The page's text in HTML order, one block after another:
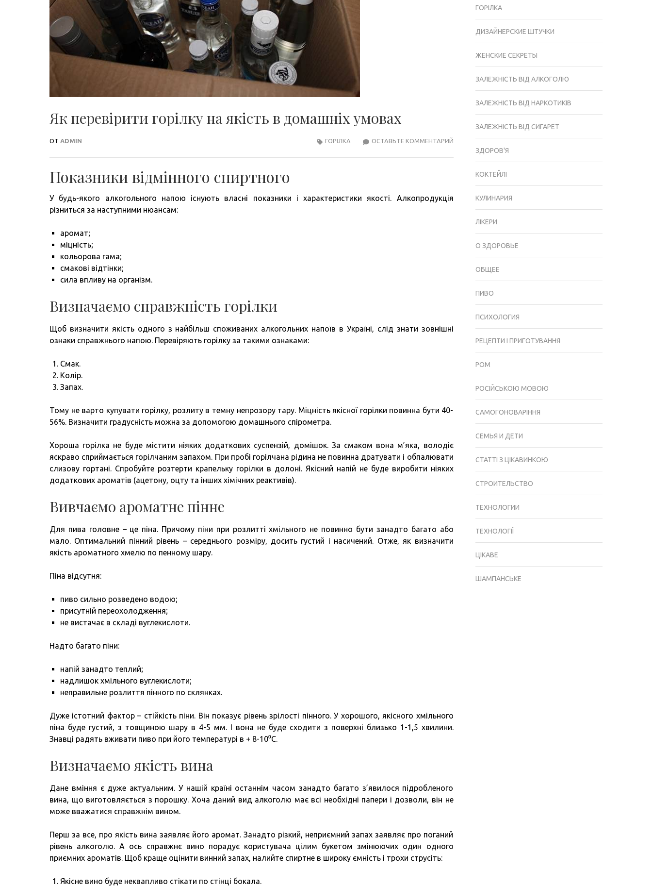
Як перевірити горілку на якість в домашніх умовах
ОТ ADMIN ОСТАВЬТЕ КОММЕНТАРИЙ
ПЕРЕВІРИТИ
ГОРІЛКУ
ДОМАШНІХ
УМОВАХ
ГОРІЛКА
Показники відмінного спиртного
У будь-якого алкогольного напою існують власні показники і характеристики якості. Алкопродукція
різниться за наступними нюансам:
аромат;
міцність;
кольорова гама;
смакові відтінки;
сила впливу на організм.
Визначаємо справжність горілки
Щоб визначити якість одного з найбільш споживаних алкогольних напоїв в Україні, слід знати зовнішні
ознаки справжнього напою. Перевіряють горілку за такими ознаками:
Смак.
Колір.
Запах.
Тому не варто купувати горілку, розлиту в темну непрозору тару. Міцність якісної горілки повинна бути 40-
56%. Визначити градусність можна за допомогою домашнього спірометра.
Хороша горілка не буде містити ніяких додаткових суспензій, домішок. За смаком вона м’яка, володіє
яскраво сприймається горілчаним запахом. При пробі горілчана рідина не повинна дратувати і обпалювати
слизову гортані. Спробуйте розтерти крапельку горілки в долоні. Якісний напій не буде виробити ніяких
додаткових ароматів (ацетону, оцту та інших хімічних реактивів).
Вивчаємо ароматне пінне
Для пива головне – це піна. Причому піни при розлитті хмільного не повинно бути занадто багато або
мало. Оптимальний пінний рівень – середнього розміру, досить густий і насичений. Отже, як визначити
якість ароматного хмелю по пенному шару.
Піна відсутня:
пиво сильно розведено водою;
присутній переохолодження;
не вистачає в складі вуглекислоти.
Надто багато піни:
напій занадто теплий;
надлишок хмільного вуглекислоти;
неправильне розлиття пінного по склянках.
Дуже істотний фактор – стійкість піни. Він показує рівень зрілості пінного. У хорошого, якісного хмільного
піна буде густий, з товщиною шару в 4-5 мм. І вона не буде сходити з поверхні близько 1-1,5 хвилини.
Знавці радять вживати пиво при його температурі в + 8-10⁰С.
Визначаємо якість вина
Дане вміння є дуже актуальним. У нашій країні останнім часом занадто багато з’явилося підробленого
вина, що виготовляється з порошку. Хоча даний вид алкоголю має всі необхідні папери і дозволи, він не
може вважатися справжнім вином.
Перш за все, про якість вина заявляє його аромат. Занадто різкий, неприємний запах заявляє про поганий
рівень алкоголю. А ось справжнє вино порадує користувача цілим букетом змінюючих один одного
приємних ароматів. Щоб краще оцінити винний запах, налийте спиртне в широку ємність і трохи струсіть:
Якісне вино буде неквапливо стікати по стінці бокала.
ГОРІЛКА
ДИЗАЙНЕРСКИЕ ШТУЧКИ
ЖЕНСКИЕ СЕКРЕТЫ
ЗАЛЕЖНІСТЬ ВІД АЛКОГОЛЮ
ЗАЛЕЖНІСТЬ ВІД НАРКОТИКІВ
ЗАЛЕЖНІСТЬ ВІД СИГАРЕТ
ЗДОРОВ'Я
КОКТЕЙЛІ
КУЛИНАРИЯ
ЛІКЕРИ
О ЗДОРОВЬЕ
ОБЩЕЕ
ПИВО
ПСИХОЛОГИЯ
РЕЦЕПТИ І ПРИГОТУВАННЯ
РОМ
РОСІЙСЬКОЮ МОВОЮ
САМОГОНОВАРІННЯ
СЕМЬЯ И ДЕТИ
СТАТТІ З ЦІКАВИНКОЮ
СТРОИТЕЛЬСТВО
ТЕХНОЛОГИИ
ТЕХНОЛОГІЇ
ЦІКАВЕ
ШАМПАНСЬКЕ